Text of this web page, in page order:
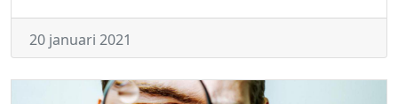
20 januari 2021